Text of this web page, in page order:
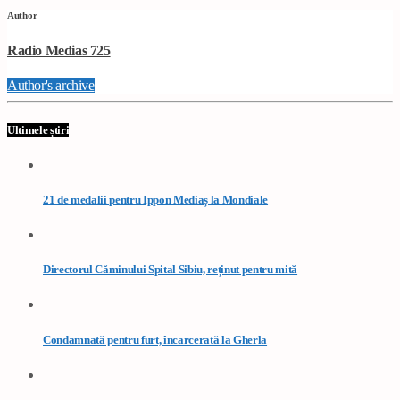
Author
Radio Medias 725
Author's archive
Ultimele știri
21 de medalii pentru Ippon Mediaș la Mondiale
Directorul Căminului Spital Sibiu, reținut pentru mită
Condamnată pentru furt, încarcerată la Gherla